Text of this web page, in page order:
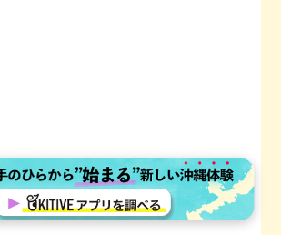
（コザ運動公園)